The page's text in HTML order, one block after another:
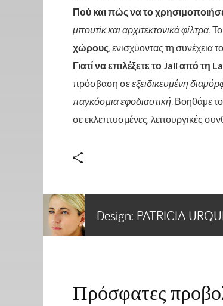
Πού και πώς να το
μπουτίκ και αρχιτεκτονικά φίλτρα.
χώρους, ενισχύοντας τη συνέχεια
Γιατί να επιλέξετε το Jali από τη
πρόσβαση σεεξειδικευμένη
παγκόσμια εφοδιαστική. Βοηθάμε
σε εκλεπτυσμένες, λειτουργικές
Design: PATRICIA
Πρόσφατες